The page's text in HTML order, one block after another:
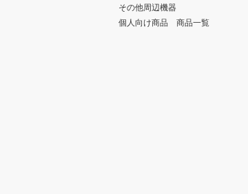
その他周辺機器
個人向け商品 商品一覧